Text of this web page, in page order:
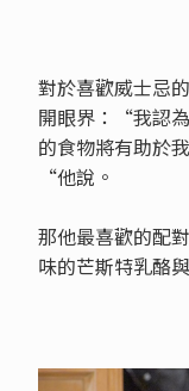
對於喜歡威士忌
開眼界：“我認
的食物將有助於
“他說。
那他最喜歡的配
味的芒斯特乳酪